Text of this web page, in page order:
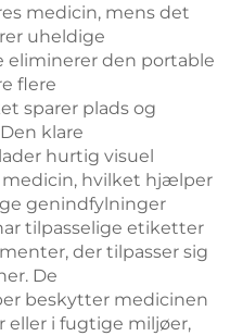
medicin, mens det
uheldige
eliminerer den portable
flere
sparer plads og
klare
hurtig visuel
hvilket hjælper
genindfylninger
tilpasselige etiketter
der tilpasser sig
De
beskytter medicinen
i fugtige miljøer,